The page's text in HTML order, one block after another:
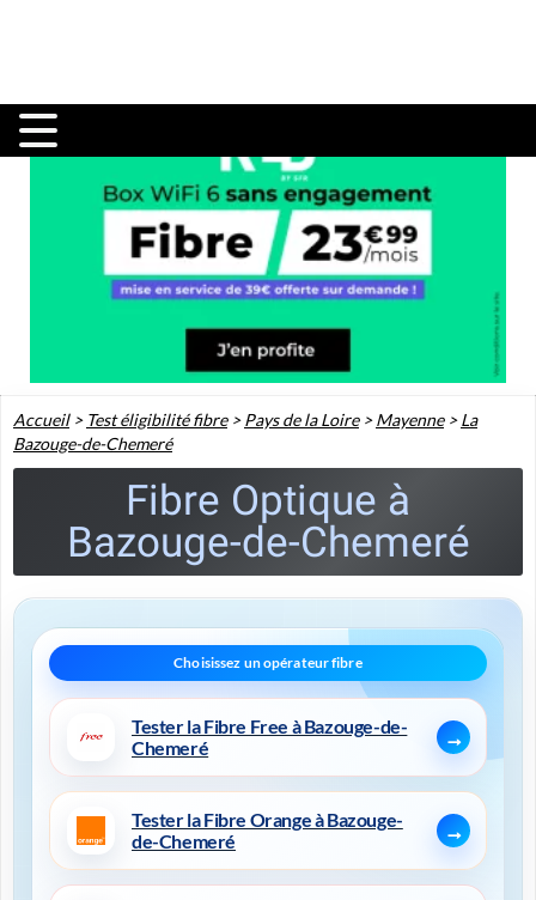
Accueil> Test éligibilité fibre>Pays de la Loire>Mayenne>La
Bazouge-de-Chemeré
Fibre Optique à
Bazouge-de-Chemeré
Tester la Fibre Free à Bazouge-de-
Chemeré
Tester la Fibre Orange à Bazouge-
de-Chemeré